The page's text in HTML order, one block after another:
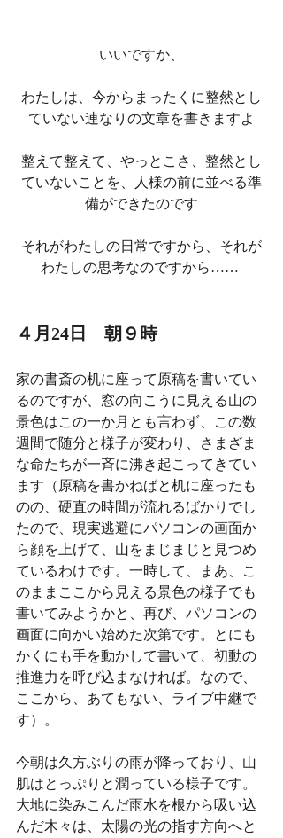
いいですか、
わたしは、今からまったくに整然とし
ていない連なりの文章を書きますよ
整えて整えて、やっとこさ、整然とし
ていないことを、人様の前に並べる準
備ができたのです
それがわたしの日常ですから、それが
わたしの思考なのですから……
４月24日　朝９時
家の書斎の机に座って原稿を書いてい
るのですが、窓の向こうに見える山の
景色はこの一か月とも言わず、この数
週間で随分と様子が変わり、さまざま
な命たちが一斉に沸き起こってきてい
ます（原稿を書かねばと机に座ったも
のの、硬直の時間が流れるばかりでし
たので、現実逃避にパソコンの画面か
ら顔を上げて、山をまじまじと見つめ
ているわけです。一時して、まあ、こ
のままここから見える景色の様子でも
書いてみようかと、再び、パソコンの
画面に向かい始めた次第です。とにも
かくにも手を動かして書いて、初動の
推進力を呼び込まなければ。なので、
ここから、あてもない、ライブ中継で
す）。
今朝は久方ぶりの雨が降っており、山
肌はとっぷりと潤っている様子です。
大地に染みこんだ雨水を根から吸い込
んだ木々は、太陽の光の指す方向へと